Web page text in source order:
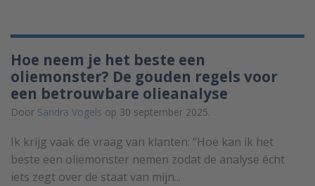
Hoe neem je het beste een
oliemonster? De gouden regels voor
een betrouwbare olieanalyse
Door Sandra Vogels op 30 september 2025.
Ik krijg vaak de vraag van klanten: “Hoe kan ik het
beste een oliemonster nemen zodat de analyse écht
iets zegt over de staat van mijn...